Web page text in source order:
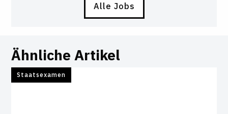
Alle Jobs
Ähnliche Artikel
Staatsexamen